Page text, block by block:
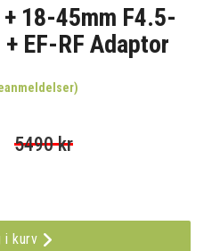
+ 18-45mm F4.5-
EF-RF Adaptor
5490 kr
i kurv